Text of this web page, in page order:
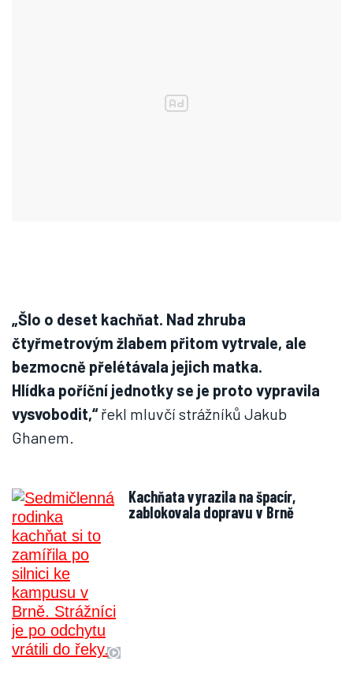
„Šlo o deset kachňat. Nad zhruba
čtyřmetrovým žlabem přitom vytrvale, ale
bezmocně přelétávala jejich matka.
Hlídka poříční jednotky se je proto vypravila
vysvobodit,“řekl mluvčí strážníků Jakub
Ghanem.
Kachňata vyrazila na špacír,
zablokovala dopravu v Brně